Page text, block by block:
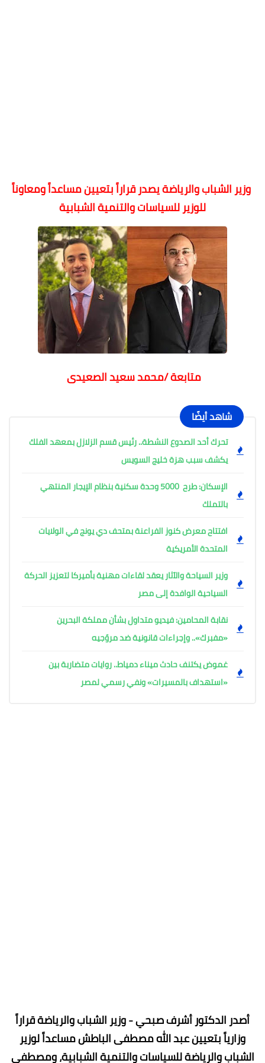
وزير الشباب والرياضة يصدر قراراً بتعيين مساعداً ومعاوناً
للوزير للسياسات والتنمية الشبابية
متابعة /محمد سعيد الصعيدى
شاهد أيضًا
تحرك أحد الصدوع النشطة.. رئيس قسم الزلازل بمعهد الفلك
يكشف سبب هزة خليج السويس
الإسكان: طرح 5000 وحدة سكنية بنظام الإيجار المنتهي
بالتملك
افتتاح معرض كنوز الفراعنة بمتحف دي يونج في الولايات
المتحدة الأمريكية
وزير السياحة والآثار يعقد لقاءات مهنية بأميركا لتعزيز الحركة
السياحية الوافدة إلى مصر
نقابة المحامين: فيديو متداول بشأن مملكة البحرين
«مفبرك».. وإجراءات قانونية ضد مروّجيه
غموض يكتنف حادث ميناء دمياط.. روايات متضاربة بين
«استهداف بالمسيرات» ونفي رسمي لمصر
أصدر الدكتور أشرف صبحي - وزير الشباب والرياضة قراراً
وزارياً بتعيين عبد الله مصطفى الباطش مساعداً لوزير
الشباب والرياضة للسياسات والتنمية الشبابية، ومصطفي